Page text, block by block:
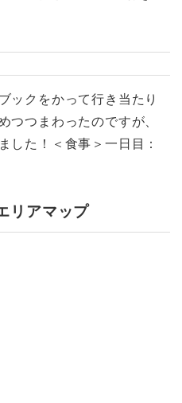
ックをかって行き当たり
つつまわったのですが、
した！＜食事＞一日目：
リアマップ